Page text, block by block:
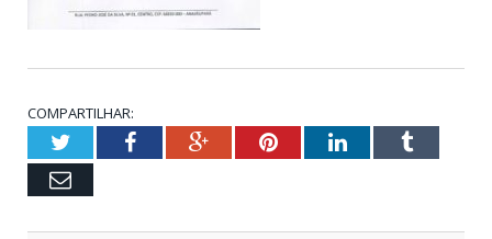
COMPARTILHAR:
TwitterFacebookGoogle+PinterestLinkedInTumblr
Email